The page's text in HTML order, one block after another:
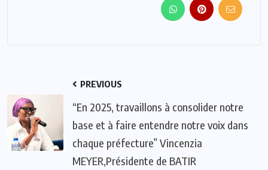
PREVIOUS
“En 2025, travaillons à consolider notre
base et à faire entendre notre voix dans
chaque préfecture” Vincenzia
MEYER,Présidente de BATIR